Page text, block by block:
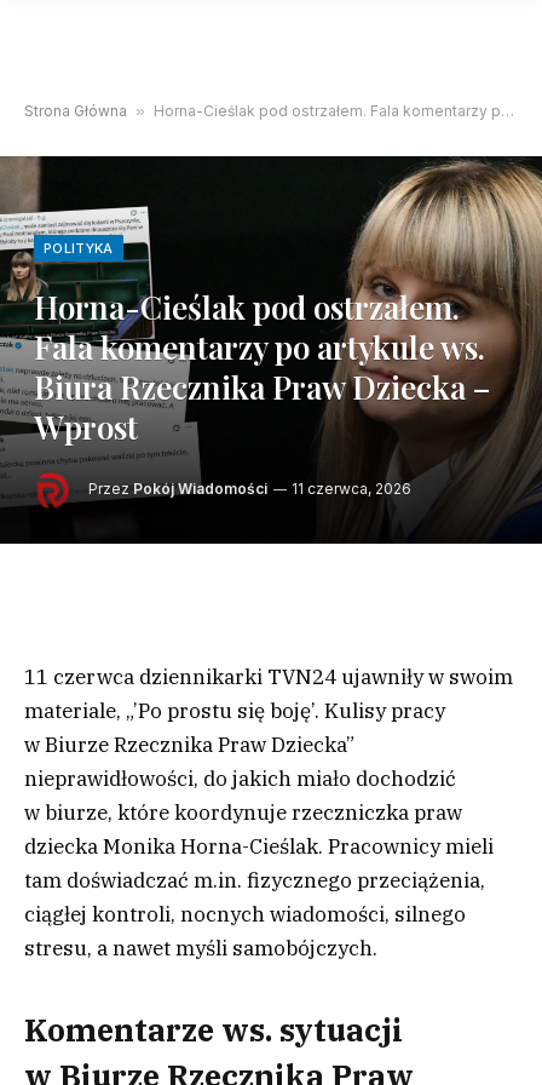
Strona Główna » Horna-Cieślak pod ostrzałem. Fala komentarzy po artykule ws. Biura Rzecznika Praw Dziecka – Wprost
POLITYKA
Horna-Cieślak pod ostrzałem.
Fala komentarzy po artykule ws.
Biura Rzecznika Praw Dziecka –
Wprost
Przez Pokój Wiadomości 11 czerwca, 2026
11 czerwca dziennikarki TVN24 ujawniły w swoim
materiale, „’Po prostu się boję’. Kulisy pracy
w Biurze Rzecznika Praw Dziecka”
nieprawidłowości, do jakich miało dochodzić
w biurze, które koordynuje rzeczniczka praw
dziecka Monika Horna-Cieślak. Pracownicy mieli
tam doświadczać m.in. fizycznego przeciążenia,
ciągłej kontroli, nocnych wiadomości, silnego
stresu, a nawet myśli samobójczych.
Komentarze ws. sytuacji
w Biurze Rzecznika Praw